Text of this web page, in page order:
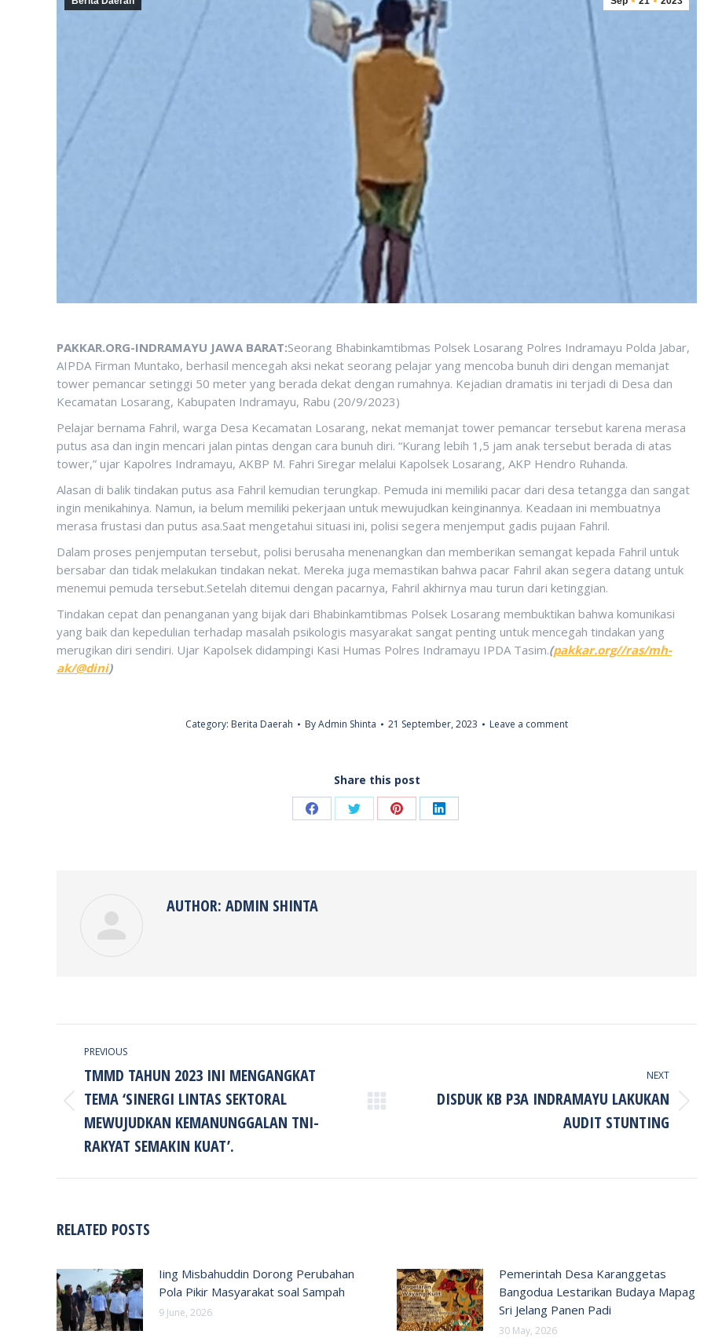
PAKKAR.ORG-INDRAMAYU JAWA BARAT:Seorang Bhabinkamtibmas Polsek Losarang Polres Indramayu Polda Jabar,
AIPDA Firman Muntako, berhasil mencegah aksi nekat seorang pelajar yang mencoba bunuh diri dengan memanjat
tower pemancar setinggi 50 meter yang berada dekat dengan rumahnya. Kejadian dramatis ini terjadi di Desa dan
Kecamatan Losarang, Kabupaten Indramayu, Rabu (20/9/2023)
Pelajar bernama Fahril, warga Desa Kecamatan Losarang, nekat memanjat tower pemancar tersebut karena merasa
putus asa dan ingin mencari jalan pintas dengan cara bunuh diri. “Kurang lebih 1,5 jam anak tersebut berada di atas
tower,” ujar Kapolres Indramayu, AKBP M. Fahri Siregar melalui Kapolsek Losarang, AKP Hendro Ruhanda.
Alasan di balik tindakan putus asa Fahril kemudian terungkap. Pemuda ini memiliki pacar dari desa tetangga dan sangat
ingin menikahinya. Namun, ia belum memiliki pekerjaan untuk mewujudkan keinginannya. Keadaan ini membuatnya
merasa frustasi dan putus asa.Saat mengetahui situasi ini, polisi segera menjemput gadis pujaan Fahril.
Dalam proses penjemputan tersebut, polisi berusaha menenangkan dan memberikan semangat kepada Fahril untuk
bersabar dan tidak melakukan tindakan nekat. Mereka juga memastikan bahwa pacar Fahril akan segera datang untuk
menemui pemuda tersebut.Setelah ditemui dengan pacarnya, Fahril akhirnya mau turun dari ketinggian.
Tindakan cepat dan penanganan yang bijak dari Bhabinkamtibmas Polsek Losarang membuktikan bahwa komunikasi
yang baik dan kepedulian terhadap masalah psikologis masyarakat sangat penting untuk mencegah tindakan yang
merugikan diri sendiri. Ujar Kapolsek didampingi Kasi Humas Polres Indramayu IPDA Tasim.(pakkar.org//ras/mh-
ak/@dini)
Category: Berita Daerah ByAdmin Shinta 21 September, 2023 Leave a comment
Share this post
Share Share Share Share
AUTHOR: ADMIN SHINTA
NAVIGATION
PREVIOUS
Previous
post:
TMMD TAHUN 2023 INI MENGANGKAT
TEMA ‘SINERGI LINTAS SEKTORAL
MEWUJUDKAN KEMANUNGGALAN TNI-
RAKYAT SEMAKIN KUAT’.
NEXT
DISDUK KB P3A INDRAMAYU LAKUKAN
AUDIT STUNTING
RELATED POSTS
Iing Misbahuddin Dorong Perubahan
Pola Pikir Masyarakat soal Sampah
9 June, 2026
Pemerintah Desa Karanggetas
Bangodua Lestarikan Budaya Mapag
Sri Jelang Panen Padi
30 May, 2026